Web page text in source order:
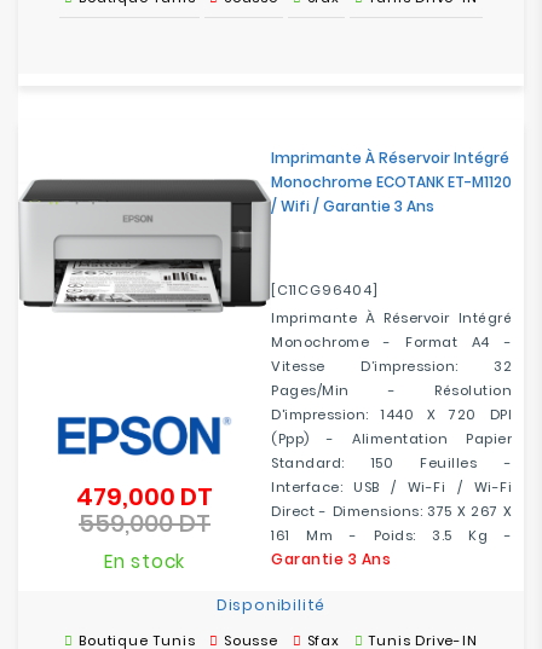
Imprimante À Réservoir Intégré
Monochrome ECOTANK ET-M1120
/ Wifi / Garantie 3 Ans
[C11CG96404]
Imprimante À Réservoir Intégré
Monochrome - Format A4 -
Vitesse D’impression: 32
Pages/min - Résolution
D'impression: 1440 X 720 DPI
(ppp) - Alimentation Papier
Standard: 150 Feuilles -
Interface: USB / Wi-Fi / Wi-Fi
Direct - Dimensions: 375‎ X 267 X
161 Mm - Poids: 3.5 Kg -
Garantie 3 Ans
479,000 DT
559,000 DTPrix
En stock
Disponibilité
Boutique Tunis Sousse Sfax Tunis Drive-IN